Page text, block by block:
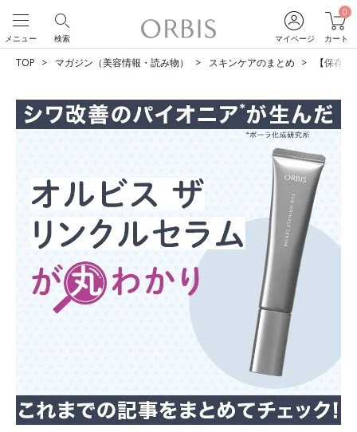
マイページ
0
カート
検索
メニュー
TOP マガジン（美容情報・読み物） スキンケアのまとめ 【保存